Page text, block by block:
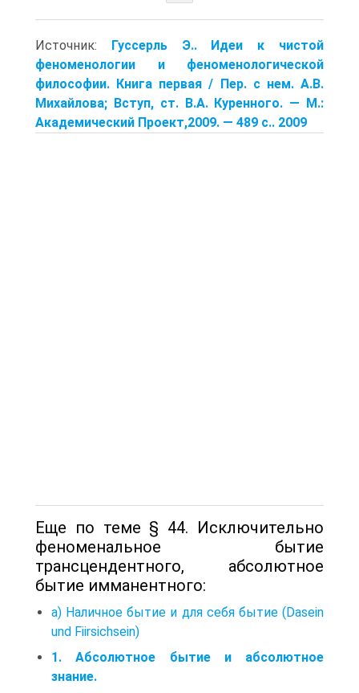
Источник: Гуссерль Э.. Идеи к чистой
феноменологии и феноменологической
философии. Книга первая / Пер. с нем. А.В.
Михайлова; Вступ, ст. В.А. Куренного. — М.:
Академический Проект,2009. — 489 с.. 2009
Еще по теме § 44. Исключительно
феноменальное бытие
трансцендентного, абсолютное
бытие имманентного:
а) Наличное бытие и для себя бытие (Dasein
und Fiirsichsein)
1. Абсолютное бытие и абсолютное
знание.